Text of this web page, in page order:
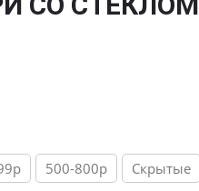
500-800р Скрытые